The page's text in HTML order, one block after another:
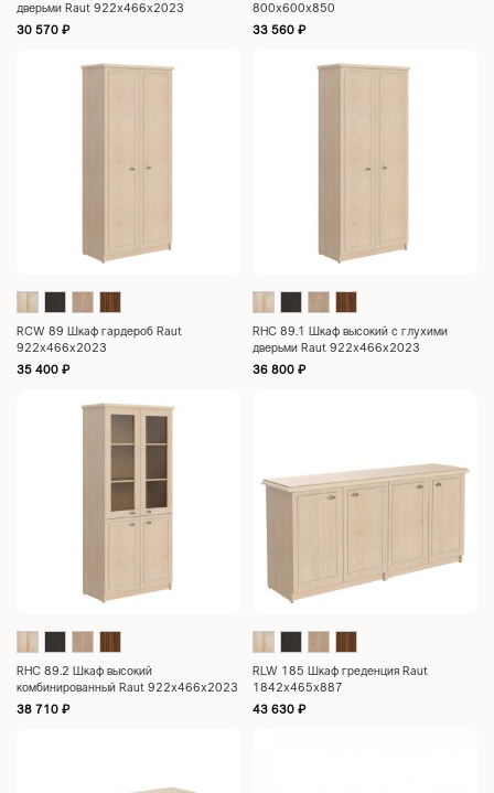
дверьми Raut 922х466х2023
30 570 ₽
800х600х850
33 560 ₽
RCW 89 Шкаф гардероб Raut
922х466х2023
35 400 ₽
RHC 89.1 Шкаф высокий с глухими
дверьми Raut 922х466х2023
36 800 ₽
RHC 89.2 Шкаф высокий
комбинированный Raut 922х466х2023
38 710 ₽
RLW 185 Шкаф греденция Raut
1842х465х887
43 630 ₽